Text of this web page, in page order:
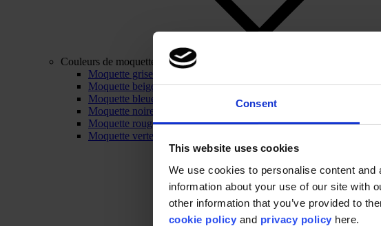
Consent
This website uses cookies
We use cookies to personalise content
information about your use of our site with
other information that you’ve provided to
cookie policy and privacy policy here.
Couleurs de moquette
Moquette grise
Moquette beige
Moquette bleue
Moquette noire
Moquette rouge
Moquette verte